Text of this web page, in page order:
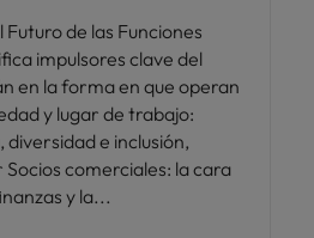
Futuro de las Funciones
impulsores clave del
en la forma en que operan
y lugar de trabajo:
e inclusión,
comerciales: la cara
y la